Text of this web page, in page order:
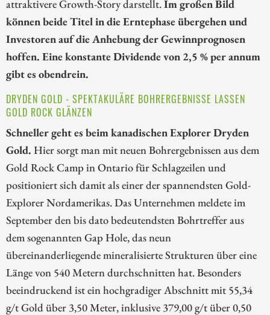
attraktivere Growth-Story darstellt.Im großen Bild
können beide Titel in die Erntephase übergehen und
Investoren auf die Anhebung der Gewinnprognosen
hoffen. Eine konstante Dividende von 2,5 % per annum
gibt es obendrein.
DRYDEN GOLD - SPEKTAKULÄRE BOHRERGEBNISSE LASSEN
GOLD ROCK GLÄNZEN
Schneller geht es beim kanadischen Explorer Dryden
Gold. Hier sorgt man mit neuen Bohrergebnissen aus dem
Gold Rock Camp in Ontario für Schlagzeilen und
positioniert sich damit als einer der spannendsten Gold-
Explorer Nordamerikas. Das Unternehmen meldete im
September den bis dato bedeutendsten Bohrtreffer aus
dem sogenannten Gap Hole, das neun
übereinanderliegende mineralisierte Strukturen über eine
Länge von 540 Metern durchschnitten hat. Besonders
beeindruckend ist ein hochgradiger Abschnitt mit 55,34
g/t Gold über 3,50 Meter, inklusive 379,00 g/t über 0,50